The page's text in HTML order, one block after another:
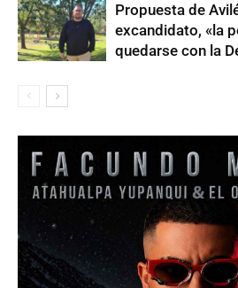
Propuesta de
excandidato, «la
quedarse con la